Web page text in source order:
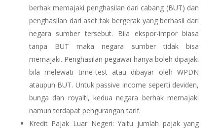
berhak memajaki penghasilan dari cabang (BUT) dan
penghasilan dari aset tak bergerak yang berhasil dari
negara sumber tersebut. Bila ekspor-impor biasa
tanpa BUT maka negara sumber tidak bisa
memajaki. Penghasilan pegawai hanya boleh dipajaki
bila melewati time-test atau dibayar oleh WPDN
ataupun BUT. Untuk passive income seperti deviden,
bunga dan royalti, kedua negara berhak memajaki
namun terdapat pengurangan tarif.
Kredit Pajak Luar Negeri: Yaitu jumlah pajak yang